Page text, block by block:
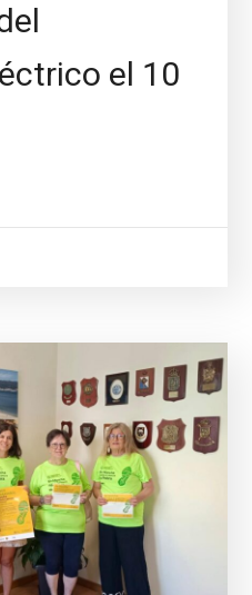
el 10